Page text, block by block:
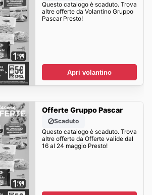
Questo catalogo è scaduto. Trova
altre offerte da Volantino Gruppo
Pascar Presto!
Apri volantino
Offerte Gruppo Pascar
Scaduto
Questo catalogo è scaduto. Trova
altre offerte da Offerte valide dal
16 al 24 maggio Presto!